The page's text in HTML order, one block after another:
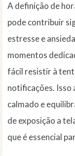
A definição de
pode contribuir
estresse e
momentos
fácil resistir à
notificações. Isso
calmado e
de exposição a
que é essencial